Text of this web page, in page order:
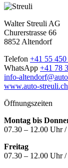
Walter Streuli AG
Churerstrasse 66
8852 Altendorf
Telefon +41 55 450
WhatsApp +41 78
info-
www.auto-streuli.ch
Öffnungszeiten
Montag bis
07.30 – 12.00 Uhr
Freitag
07.30 – 12.00 Uhr